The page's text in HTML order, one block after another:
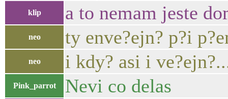
klip a to nemam jeste
neo ty enve?ejn? p?i
neo i kdy? asi i
Pink_parrot Nevi co delas